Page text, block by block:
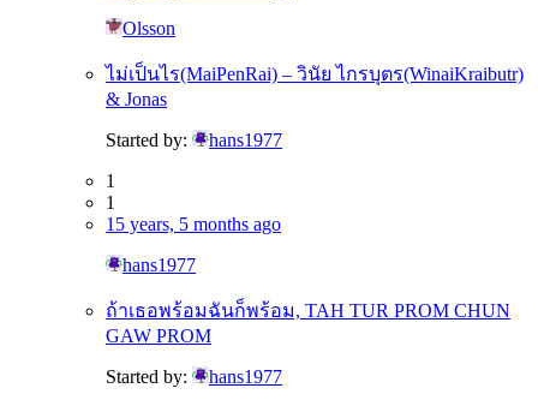
Olsson
ไม่เป็นไร(MaiPenRai) – วินัย ไกรบุตร(WinaiKraibutr)
& Jonas
Started by:
hans1977
1
1
15 years, 5 months ago
hans1977
ถ้าเธอพร้อมฉันก็พร้อม, TAH TUR PROM CHUN
GAW PROM
Started by:
hans1977